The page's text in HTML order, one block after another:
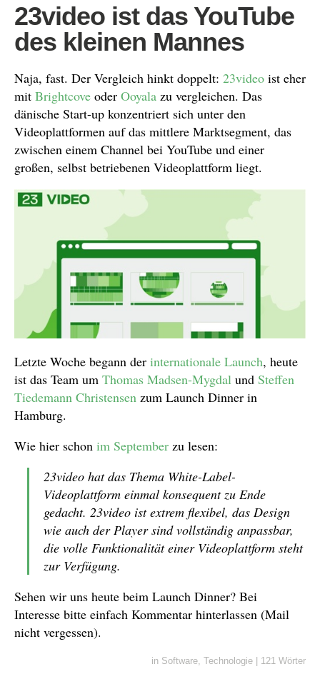
23video ist das YouTube
des kleinen Mannes
Naja, fast. Der Vergleich hinkt doppelt: 23video ist eher
mit Brightcove oder Ooyala zu vergleichen. Das
dänische Start-up konzentriert sich unter den
Videoplattformen auf das mittlere Marktsegment, das
zwischen einem Channel bei YouTube und einer
großen, selbst betriebenen Videoplattform liegt.
Letzte Woche begann der internationale Launch, heute
ist das Team um Thomas Madsen-Mygdal und Steffen
Tiedemann Christensen zum Launch Dinner in
Hamburg.
Wie hier schon im September zu lesen:
23video hat das Thema White-Label-
Videoplattform einmal konsequent zu Ende
gedacht. 23video ist extrem flexibel, das Design
wie auch der Player sind vollständig anpassbar,
die volle Funktionalität einer Videoplattform steht
zur Verfügung.
Sehen wir uns heute beim Launch Dinner? Bei
Interesse bitte einfach Kommentar hinterlassen (Mail
nicht vergessen).
in Software Technologie 121 Wörter